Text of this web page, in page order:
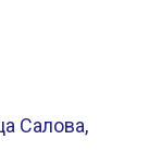
Салова,